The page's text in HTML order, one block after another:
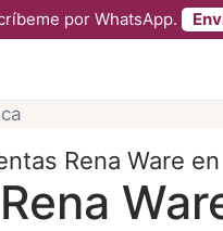
por WhatsApp.
Rena Ware